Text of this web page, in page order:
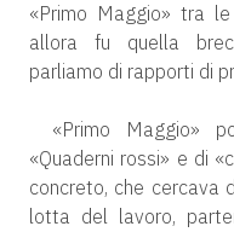
«Primo Maggio» tra
allora fu quella
parliamo di rapporti di
«Primo Maggio»
«Quaderni rossi» e di
concreto, che cercava
lotta del lavoro,